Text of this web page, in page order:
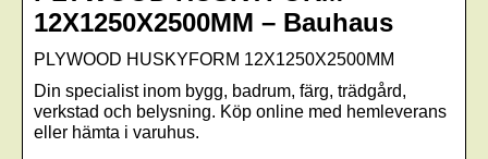
12X1250X2500MM – Bauhaus
PLYWOOD HUSKYFORM 12X1250X2500MM
Din specialist inom bygg, badrum, färg, trädgård,
verkstad och belysning. Köp online med hemleverans
eller hämta i varuhus.